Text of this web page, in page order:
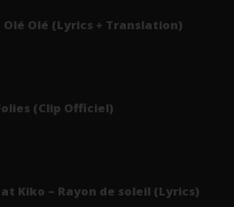
Olé Olé (Lyrics + Translation)
(Clip Officiel)
Kiko – Rayon de soleil (Lyrics)